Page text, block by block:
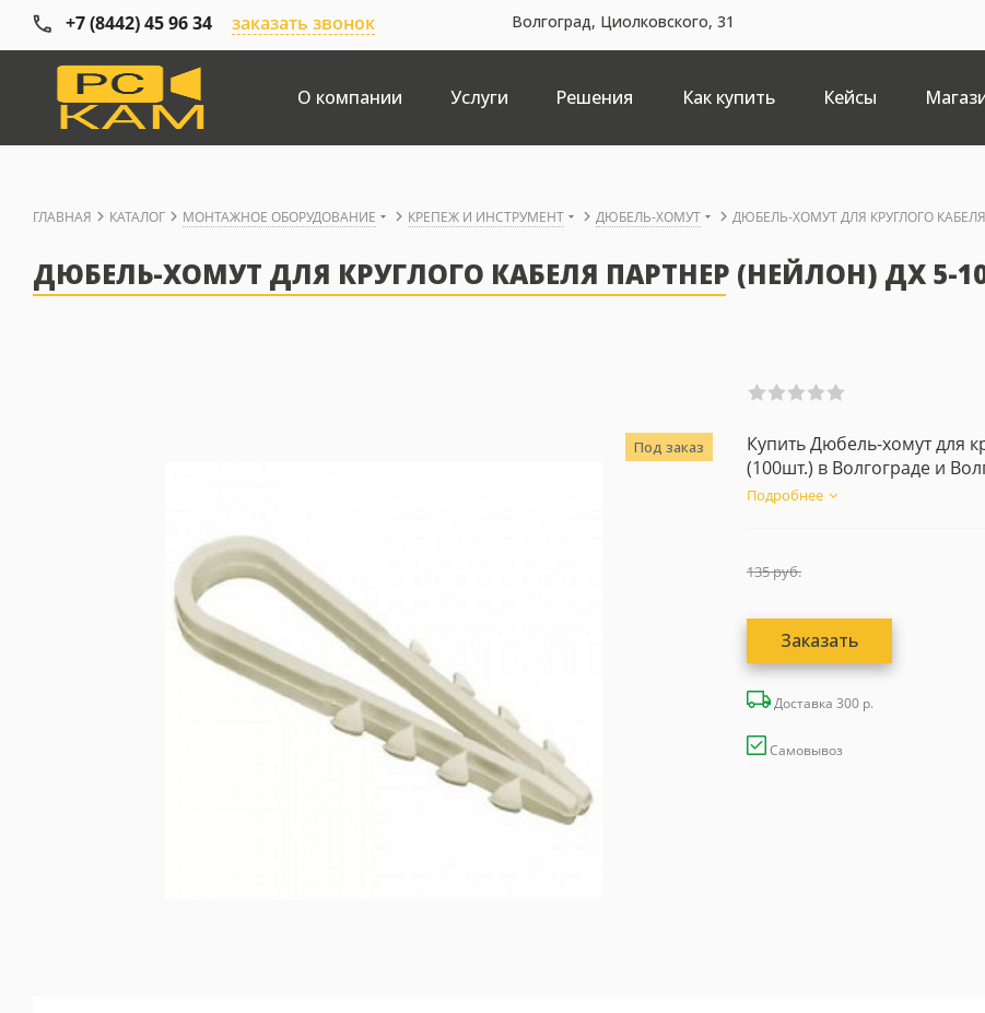
+7 (8442) 45 96 34 заказать звонок Волгоград, Циолковского, 31
О компании Услуги Решения Как купить Кейсы
ГЛАВНАЯ КАТАЛОГ МОНТАЖНОЕ ОБОРУДОВАНИЕ КРЕПЕЖ И ИНСТРУМЕНТ ДЮБЕЛЬ-ХОМУТ ДЮБЕЛЬ-ХОМУТ ДЛЯ КРУГЛОГО
ДЮБЕЛЬ-ХОМУТ ДЛЯ КРУГЛОГО КАБЕЛЯ ПАРТНЕР (НЕЙЛОН) ДХ 5-
Под заказ
Купить Дюбель-хомут для
(100шт.) в Волгограде и
Доставка...
Подробнее
135руб.
Заказать
Доставка 300 р.
Самовывоз